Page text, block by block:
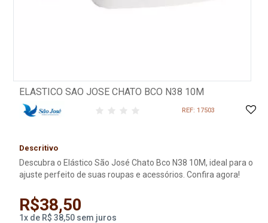
ELASTICO SAO JOSE CHATO BCO N38 10M
REF: 17503
Descritivo
Descubra o Elástico São José Chato Bco N38 10M, ideal para o
ajuste perfeito de suas roupas e acessórios. Confira agora!
R$38,50
1x de R$ 38,50 sem juros